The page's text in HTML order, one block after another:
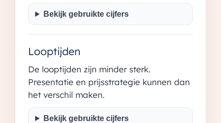
Bekijk gebruikte cijfers
Looptijden
De looptijden zijn minder sterk.
Presentatie en prijsstrategie kunnen dan
het verschil maken.
Bekijk gebruikte cijfers